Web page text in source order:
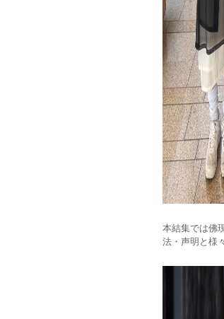
本結集では佛
法・声明と様